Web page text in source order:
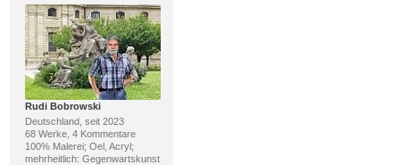
Rudi Bobrowski
Deutschland, seit 2023
68 Werke, 4 Kommentare
100% Malerei; Oel, Acryl;
mehrheitlich: Gegenwartskunst